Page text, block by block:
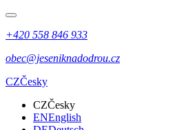
+420 558 846 933
obec@jeseniknadodrou.cz
CZČesky
CZČesky
ENEnglish